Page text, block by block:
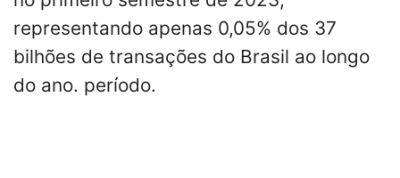
representando apenas 0,05% dos 37
bilhões de transações do Brasil ao longo
do ano. período.